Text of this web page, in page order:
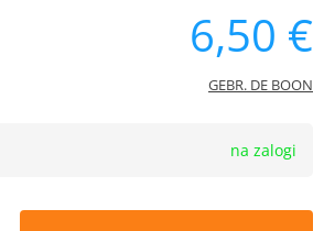
6,50 €
GEBR. DE BOON
na zalogi